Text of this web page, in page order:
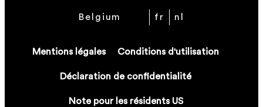
Mentions légales Conditions d'utilisation
Déclaration de confidentialité
Note pour les résidents US
Belgium fr nl